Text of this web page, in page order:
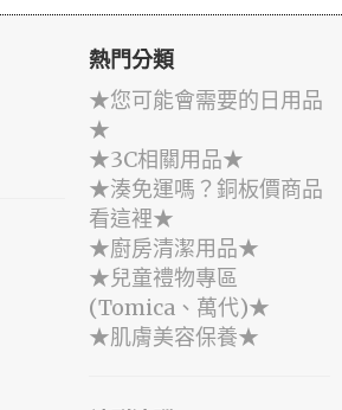
熱門分類
★您可能會需要的日用品
★
★3C相關用品★
★湊免運嗎？銅板價商品
看這裡★
★廚房清潔用品★
★兒童禮物專區
(Tomica、萬代)★
★肌膚美容保養★